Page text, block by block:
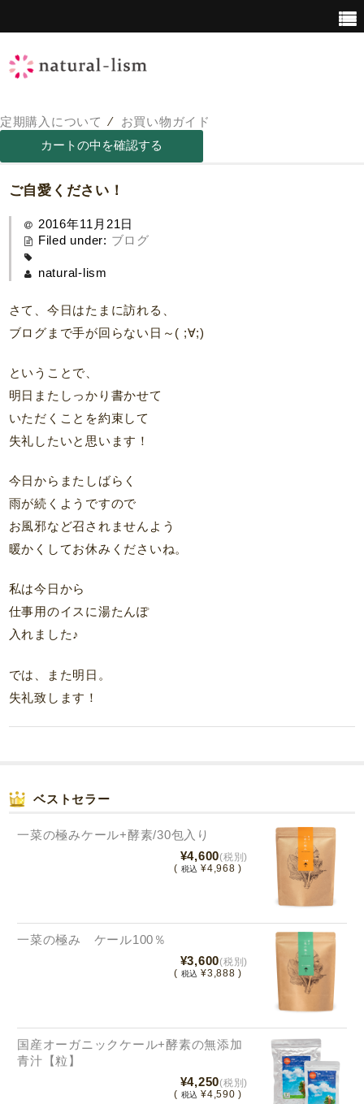
定期購入について ⁄ お買い物ガイド
青汁について
ご自愛ください！
2016年11月21日
Filed under: ブログ
natural-lism
さて、今日はたまに訪れる、
ブログまで手が回らない日～( ;∀;)
ということで、
明日またしっかり書かせて
いただくことを約束して
失礼したいと思います！
今日からまたしばらく
雨が続くようですので
お風邪など召されませんよう
暖かくしてお休みくださいね。
私は今日から
仕事用のイスに湯たんぽ
入れました♪
では、また明日。
失礼致します！
ベストセラー
一菜の極みケール+酵素/30包入り
¥4,600(税別)
( 税込 ¥4,968 )
一菜の極み ケール100％
¥3,600(税別)
( 税込 ¥3,888 )
国産オーガニックケール+酵素の無添加
青汁【粒】
¥4,250(税別)
( 税込 ¥4,590 )